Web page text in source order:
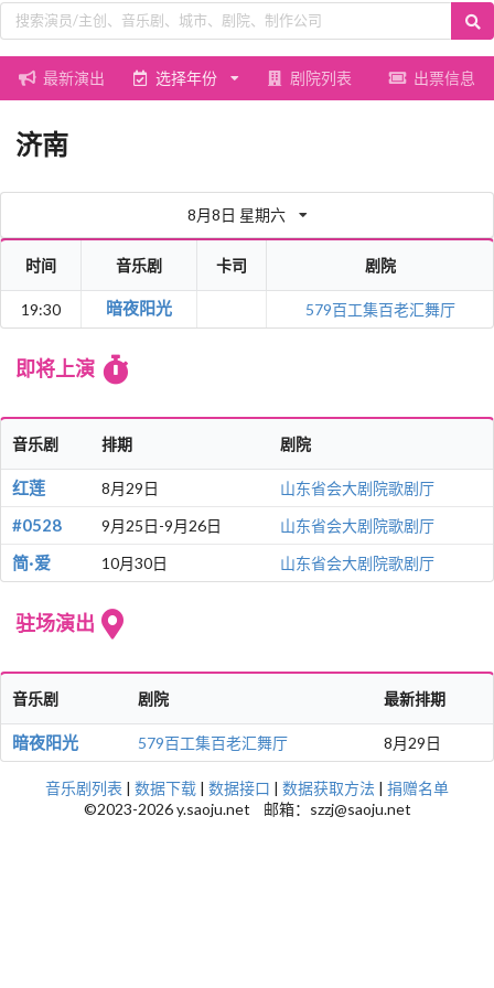
最新演出 选择年份 剧院列表 出票信息
济南
8月8日 星期六
时间 音乐剧 卡司 剧院
19:30 暗夜阳光 579百工集百老汇舞厅
即将上演
音乐剧 排期 剧院
红莲 8月29日 山东省会大剧院歌剧厅
#0528 9月25日-9月26日 山东省会大剧院歌剧厅
简·爱 10月30日 山东省会大剧院歌剧厅
驻场演出
音乐剧 剧院 最新排期
暗夜阳光 579百工集百老汇舞厅 8月29日
音乐剧列表 | 数据下载 | 数据接口 | 数据获取方法 | 捐赠名单
©2023-2026 y.saoju.net 邮箱：szzj@saoju.net